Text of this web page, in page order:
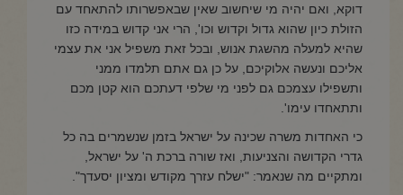
דוקא, ואם יהיה מי שיחשוב שאין שבאפשרותו להתאחד עם
הזולת כיון שהוא גדול וקדוש וכו', הרי אני קדוש במידה כזו
שהיא למעלה מהשגת אנוש, ובכל זאת משפיל אני את עצמי
אליכם ונעשה אלוקיכם, על כן גם אתם תלמדו ממני
ותשפילו עצמכם גם לפני מי שלפי דעתכם הוא קטן מכם
ותתאחדו עימו'.
כי האחדות משרה שכינה על ישראל בזמן שנשמרים בה כל
גדרי הקדושה והצניעות, ואז שורה ברכת ה' על ישראל,
ומתקיים מה שנאמר: "ישלח עזרך מקודש ומציון יסעדך".